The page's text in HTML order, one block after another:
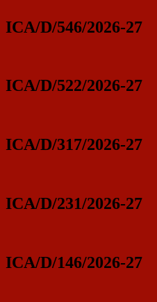
ICA/D/546/2026-27
ICA/D/522/2026-27
ICA/D/317/2026-27
ICA/D/231/2026-27
ICA/D/146/2026-27